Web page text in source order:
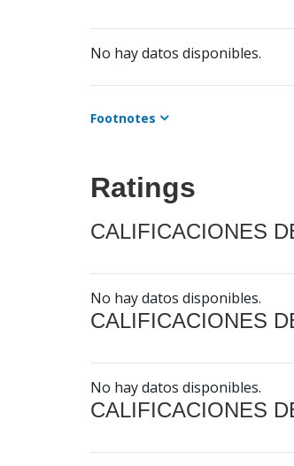
No hay datos disponibles.
Footnotes
Ratings
CALIFICACIONES
No hay datos disponibles.
CALIFICACIONES
No hay datos disponibles.
CALIFICACIONES